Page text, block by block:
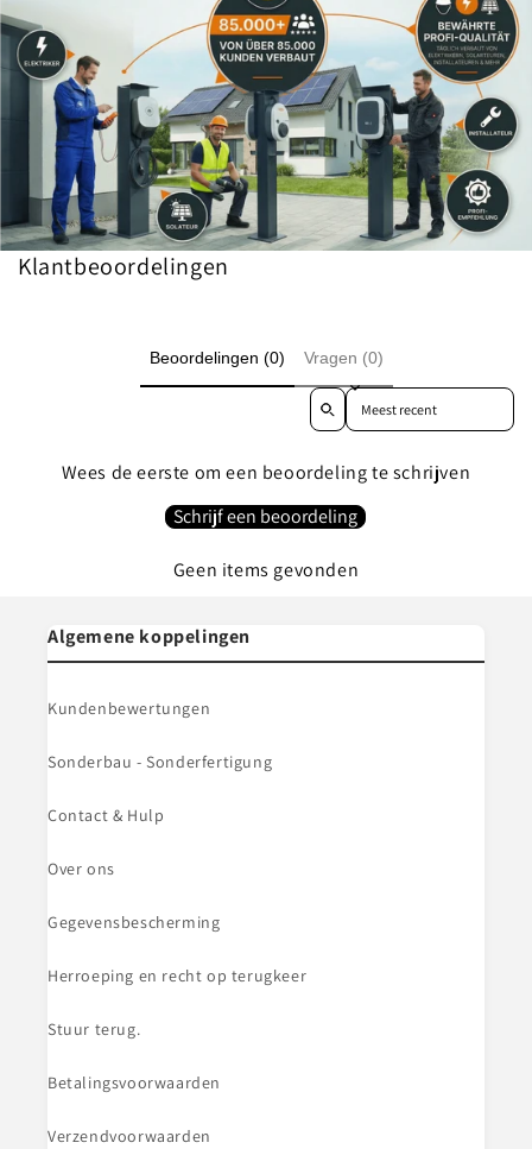
Klantbeoordelingen
Beoordelingen (0) Vragen (0)
Sort reviews by
Wees de eerste om een beoordeling te schrijven
Schrijf een beoordeling
Geen items gevonden
Algemene koppelingen
Kundenbewertungen
Sonderbau - Sonderfertigung
Contact & Hulp
Over ons
Gegevensbescherming
Herroeping en recht op terugkeer
Stuur terug.
Betalingsvoorwaarden
Verzendvoorwaarden